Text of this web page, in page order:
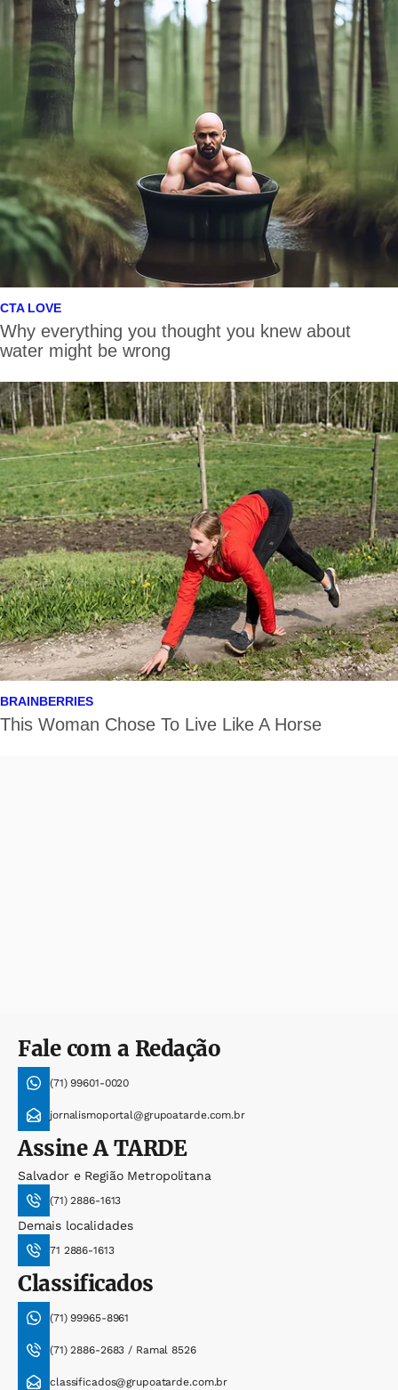
Fale com a Redação
(71) 99601-0020
jornalismoportal@grupoatarde.com.br
AssineA TARDE
Salvador e Região Metropolitana
(71) 2886-1613
Demais localidades
71 2886-1613
Classificados
(71) 99965-8961
(71) 2886-2683 / Ramal 8526
classificados@grupoatarde.com.br